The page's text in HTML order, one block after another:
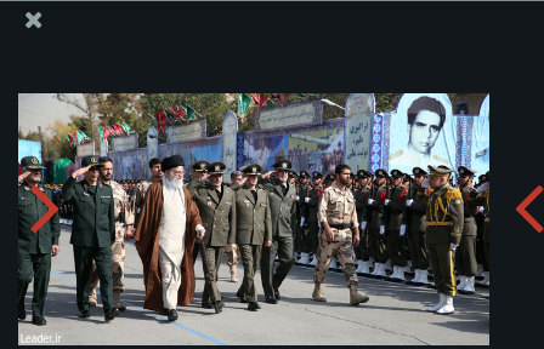
La remise de diplômes aux étudiants des universités
militaires
Télécharger l'album: